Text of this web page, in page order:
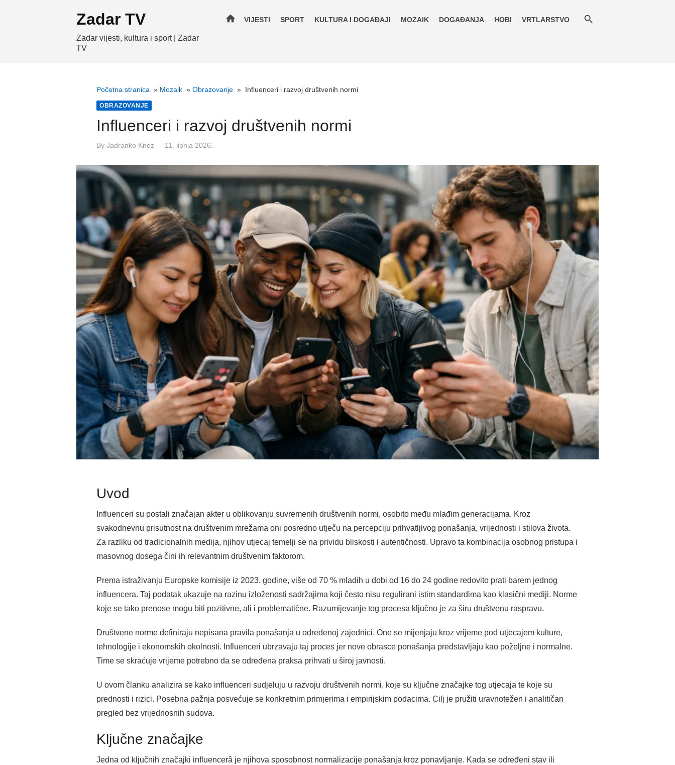
Zadar TV
Zadar vijesti, kultura i sport | Zadar
TV
home VIJESTI SPORT KULTURA I DOGAĐAJI MOZAIK DOGAĐANJA HOBI VRTLARSTVO
Početna stranica » Mozaik » Obrazovanje » Influenceri i razvoj društvenih normi
OBRAZOVANJE
Influenceri i razvoj društvenih normi
By Jadranko Knez
Posted
11. lipnja 2026.
Uvod
Influenceri su postali značajan akter u oblikovanju suvremenih društvenih normi, osobito među mlađim generacijama. Kroz
svakodnevnu prisutnost na društvenim mrežama oni posredno utječu na percepciju prihvatljivog ponašanja, vrijednosti i stilova života.
Za razliku od tradicionalnih medija, njihov utjecaj temelji se na prividu bliskosti i autentičnosti. Upravo ta kombinacija osobnog pristupa i
masovnog dosega čini ih relevantnim društvenim faktorom.
Prema istraživanju Europske komisije iz 2023. godine, više od 70 % mladih u dobi od 16 do 24 godine redovito prati barem jednog
influencera. Taj podatak ukazuje na razinu izloženosti sadržajima koji često nisu regulirani istim standardima kao klasični mediji. Norme
koje se tako prenose mogu biti pozitivne, ali i problematične. Razumijevanje tog procesa ključno je za širu društvenu raspravu.
Društvene norme definiraju nepisana pravila ponašanja u određenoj zajednici. One se mijenjaju kroz vrijeme pod utjecajem kulture,
tehnologije i ekonomskih okolnosti. Influenceri ubrzavaju taj proces jer nove obrasce ponašanja predstavljaju kao poželjne i normalne.
Time se skraćuje vrijeme potrebno da se određena praksa prihvati u široj javnosti.
U ovom članku analizira se kako influenceri sudjeluju u razvoju društvenih normi, koje su ključne značajke tog utjecaja te koje su
prednosti i rizici. Posebna pažnja posvećuje se konkretnim primjerima i empirijskim podacima. Cilj je pružiti uravnotežen i analitičan
pregled bez vrijednosnih sudova.
Ključne značajke
Jedna od ključnih značajki influencerâ je njihova sposobnost normalizacije ponašanja kroz ponavljanje. Kada se određeni stav ili